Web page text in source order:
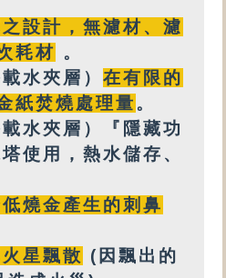
設計 ， 無濾材、濾
耗材 。
水夾層 ） 在有限的
紙焚燒處理量 。
水夾層）『隱藏功
使用， 熱水儲存、
燒金產生的刺鼻
星飄散 (因飄出的